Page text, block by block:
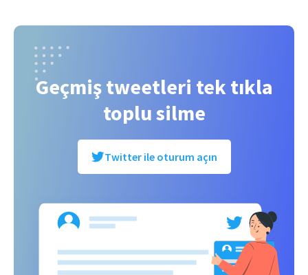
Geçmiş tweetleri tek tıkla
toplu silme
Twitter ile oturum açın